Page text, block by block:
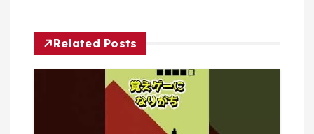
ンRelated Posts